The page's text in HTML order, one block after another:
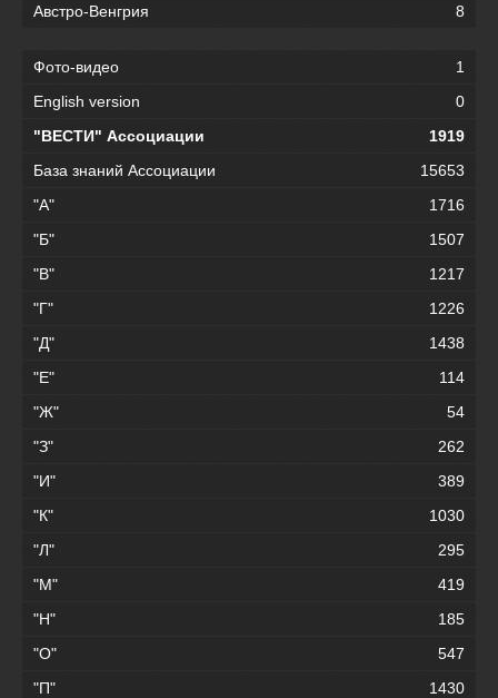
Австро-Венгрия
8
Фото-видео
1
English version
0
"ВЕСТИ" Ассоциации
1919
База знаний Ассоциации
15653
"А"
1716
"Б"
1507
"В"
1217
"Г"
1226
"Д"
1438
"Е"
114
"Ж"
54
"З"
262
"И"
389
"К"
1030
"Л"
295
"М"
419
"Н"
185
"О"
547
"П"
1430